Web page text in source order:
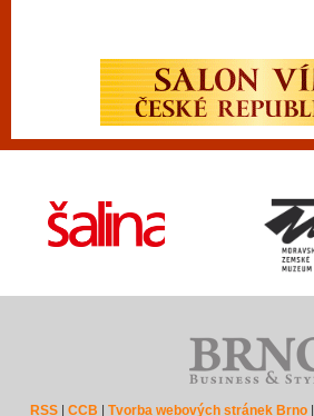
RSS |CCB |Tvorba webových stránek Brno